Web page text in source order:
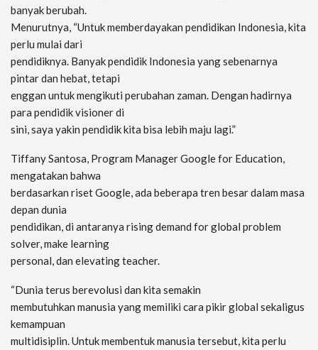
banyak berubah.
Menurutnya, “Untuk memberdayakan pendidikan Indonesia, kita
perlu mulai dari
pendidiknya. Banyak pendidik Indonesia yang sebenarnya
pintar dan hebat, tetapi
enggan untuk mengikuti perubahan zaman. Dengan hadirnya
para pendidik visioner di
sini, saya yakin pendidik kita bisa lebih maju lagi.”
Tiffany Santosa, Program Manager Google for Education,
mengatakan bahwa
berdasarkan riset Google, ada beberapa tren besar dalam masa
depan dunia
pendidikan, di antaranya rising demand for global problem
solver, make learning
personal, dan elevating teacher.
“Dunia terus berevolusi dan kita semakin
membutuhkan manusia yang memiliki cara pikir global sekaligus
kemampuan
multidisiplin. Untuk membentuk manusia tersebut, kita perlu